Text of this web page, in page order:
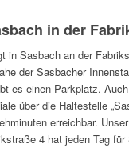
in der
in Sasbach an der
der Sasbacher
es einen Parkplatz.
über die Haltestelle
erreichbar.
4 hat jeden Tag für